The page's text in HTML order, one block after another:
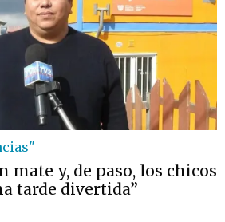
mate y, de paso, los chicos
tarde divertida”